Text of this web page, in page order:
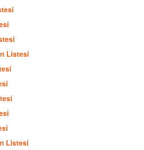
Listesi
Listesi